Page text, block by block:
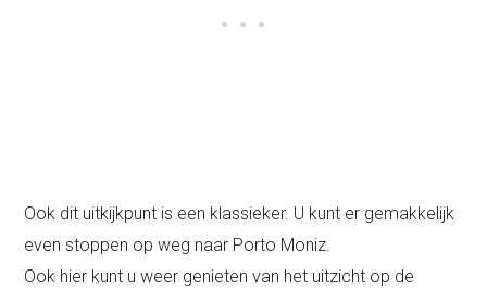
Ook dit uitkijkpunt is een klassieker. U kunt er gemakkelijk
even stoppen op weg naar Porto Moniz.
Ook hier kunt u weer genieten van het uitzicht op de